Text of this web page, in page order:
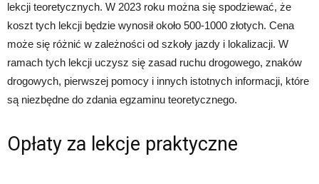
lekcji teoretycznych. W 2023 roku można się spodziewać, że
koszt tych lekcji będzie wynosił około 500-1000 złotych. Cena
może się różnić w zależności od szkoły jazdy i lokalizacji. W
ramach tych lekcji uczysz się zasad ruchu drogowego, znaków
drogowych, pierwszej pomocy i innych istotnych informacji, które
są niezbędne do zdania egzaminu teoretycznego.
Opłaty za lekcje praktyczne